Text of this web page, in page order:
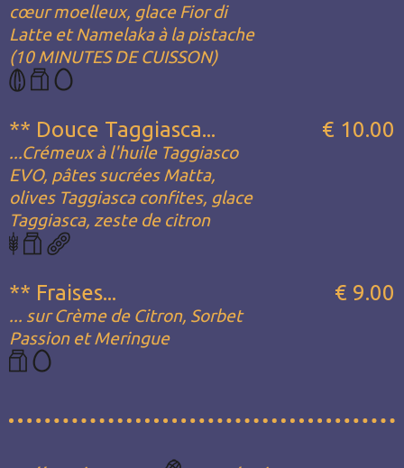
cœur moelleux, glace Fior di
Latte et Namelaka à la pistache
(10 MINUTES DE CUISSON)
** Douce Taggiasca...
...Crémeux à l'huile Taggiasco
EVO, pâtes sucrées Matta,
olives Taggiasca confites, glace
Taggiasca, zeste de citron
€ 10.00
** Fraises...
... sur Crème de Citron, Sorbet
Passion et Meringue
€ 9.00